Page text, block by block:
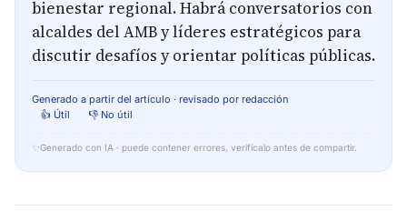
bienestar regional. Habrá conversatorios con
alcaldes del AMB y líderes estratégicos para
discutir desafíos y orientar políticas públicas.
Generado a partir del artículo · revisado por redacción
👍 Útil
👎 No útil
✨ Generado con IA · puede contener errores, verifícalo antes de compartir.